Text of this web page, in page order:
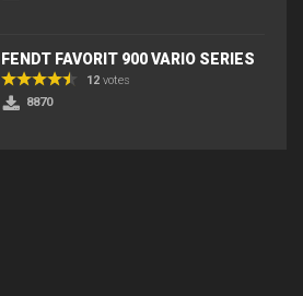
FENDT FAVORIT 900 VARIO SERIES
12 votes
8870